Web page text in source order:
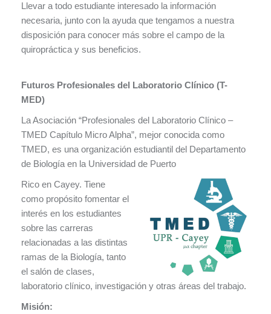
Llevar a todo estudiante interesado la información
necesaria, junto con la ayuda que tengamos a nuestra
disposición para conocer más sobre el campo de la
quiropráctica y sus beneficios.
Futuros Profesionales del Laboratorio Clínico (T-
MED)
La Asociación “Profesionales del Laboratorio Clínico –
TMED Capítulo Micro Alpha”, mejor conocida como
TMED, es una organización estudiantil del Departamento
de Biología en la Universidad de Puerto
Rico en Cayey. Tiene
como propósito fomentar el
interés en los estudiantes
sobre las carreras
relacionadas a las distintas
ramas de la Biología, tanto
el salón de clases,
laboratorio clínico, investigación y otras áreas del trabajo.
Misión: